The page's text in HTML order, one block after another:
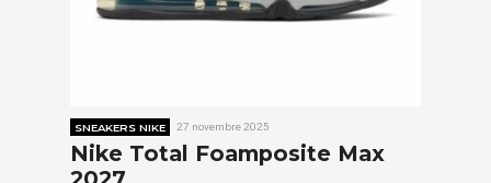
SNEAKERS NIKE 27 novembre 2025
Nike Total Foamposite Max